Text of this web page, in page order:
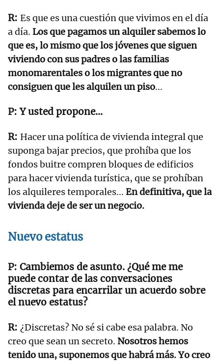
Es que es una cuestión que vivimos en el día
a día. Los que pagamos un alquiler sabemos lo
que es, lo mismo que los jóvenes que siguen
viviendo con sus padres o las familias
monomarentales o los migrantes que no
consiguen que les alquilen un piso...
Y usted propone...
Hacer una política de vivienda integral que
suponga bajar precios, que prohíba que los
fondos buitre compren bloques de edificios
para hacer vivienda turística, que se prohíban
los alquileres temporales... En definitiva, que la
vivienda deje de ser un negocio.
Nuevo estatus
Cambiemos de asunto. ¿Qué me me
puede contar de las conversaciones
discretas para encarrilar un acuerdo sobre
el nuevo estatus?
¿Discretas? No sé si cabe esa palabra. No
creo que sean un secreto. Nosotros hemos
tenido una, suponemos que habrá más. Yo creo